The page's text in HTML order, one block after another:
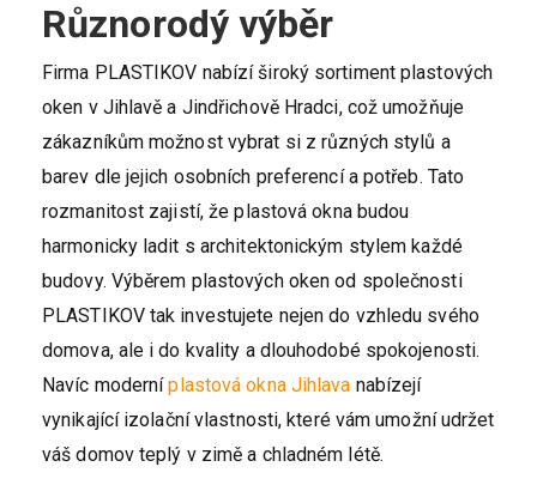
Různorodý výběr
Firma PLASTIKOV nabízí široký sortiment plastových
oken v Jihlavě a Jindřichově Hradci, což umožňuje
zákazníkům možnost vybrat si z různých stylů a
barev dle jejich osobních preferencí a potřeb. Tato
rozmanitost zajistí, že plastová okna budou
harmonicky ladit s architektonickým stylem každé
budovy. Výběrem plastových oken od společnosti
PLASTIKOV tak investujete nejen do vzhledu svého
domova, ale i do kvality a dlouhodobé spokojenosti.
Navíc moderníplastová okna Jihlava nabízejí
vynikající izolační vlastnosti, které vám umožní udržet
váš domov teplý v zimě a chladném létě.